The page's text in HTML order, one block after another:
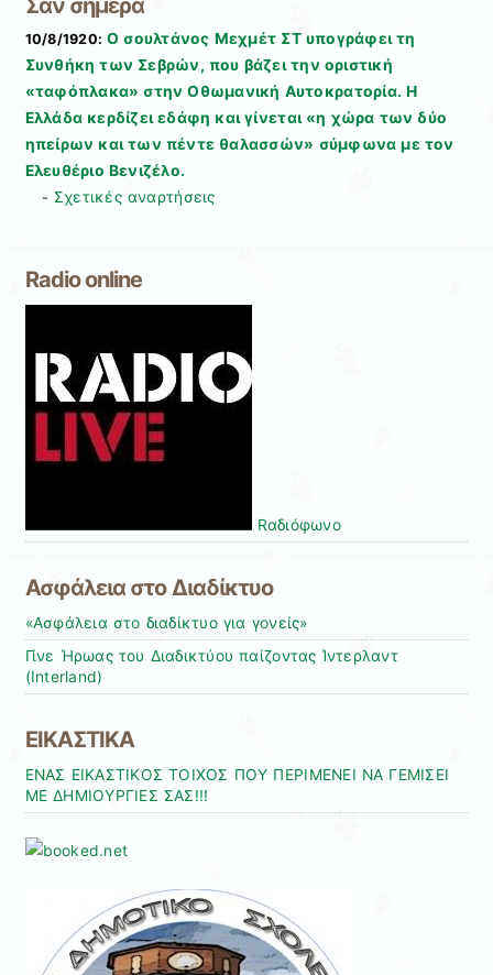
Σαν σήμερα
10/8/1920:Ο σουλτάνος Μεχμέτ ΣΤ υπογράφει τη
Συνθήκη των Σεβρών, που βάζει την οριστική
«ταφόπλακα» στην Οθωμανική Αυτοκρατορία. Η
Ελλάδα κερδίζει εδάφη και γίνεται «η χώρα των δύο
ηπείρων και των πέντε θαλασσών» σύμφωνα με τον
Ελευθέριο Βενιζέλο.
- Σχετικές αναρτήσεις
Radio online
Rαδιόφωνo
Ασφάλεια στο Διαδίκτυο
«Ασφάλεια στο διαδίκτυο για γονείς»
Γίνε Ήρωας του Διαδικτύου παίζοντας Ίντερλαντ
(Interland)
ΕΙΚΑΣΤΙΚΑ
ΕΝΑΣ ΕΙΚΑΣΤΙΚΟΣ ΤΟΙΧΟΣ ΠΟΥ ΠΕΡΙΜΕΝΕΙ ΝΑ ΓΕΜΙΣΕΙ
ΜΕ ΔΗΜΙΟΥΡΓΙΕΣ ΣΑΣ!!!